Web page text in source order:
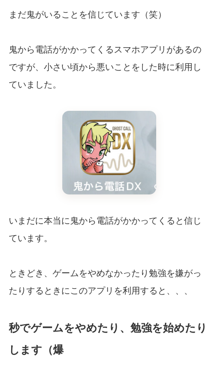
まだ鬼がいることを信じています（笑）
鬼から電話がかかってくるスマホアプリがあるの
ですが、小さい頃から悪いことをした時に利用し
ていました。
いまだに本当に鬼から電話がかかってくると信じ
ています。
ときどき、ゲームをやめなかったり勉強を嫌がっ
たりするときにこのアプリを利用すると、、、
秒でゲームをやめたり、勉強を始めたり
します（爆